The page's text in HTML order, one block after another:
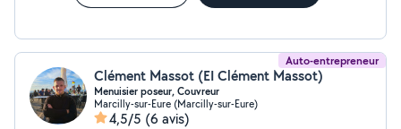
Auto-entrepreneur
Clément Massot (EI Clément Massot)
Menuisier poseur, Couvreur
Marcilly-sur-Eure (Marcilly-sur-Eure)
4,5/5 (6 avis)